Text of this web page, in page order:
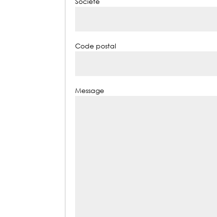
Code postal
Message